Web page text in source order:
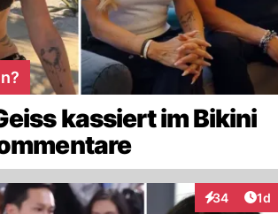
kassiert im Bikini
34
Interaktionen
1d